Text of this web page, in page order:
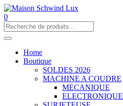
0
Home
Boutique
SOLDES 2026
MACHINE A COUDRE
MECANIQUE
ELECTRONIQUE